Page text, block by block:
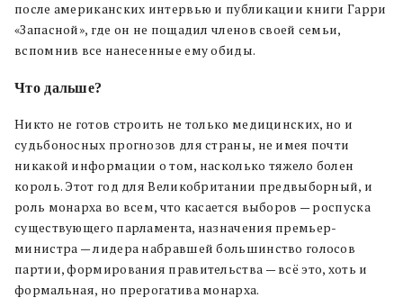
после американских интервью и публикации книги Гарри
«Запасной», где он не пощадил членов своей семьи,
вспомнив все нанесенные ему обиды.
Что дальше?
Никто не готов строить не только медицинских, но и
судьбоносных прогнозов для страны, не имея почти
никакой информации о том, насколько тяжело болен
король. Этот год для Великобритании предвыборный, и
роль монарха во всем, что касается выборов — роспуска
существующего парламента, назначения премьер-
министра — лидера набравшей большинство голосов
партии, формирования правительства — всё это, хоть и
формальная, но прерогатива монарха.